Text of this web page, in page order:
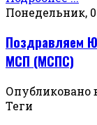
Понедельник,
Поздравляем
МСП (МСПС)
Опубликовано
Теги